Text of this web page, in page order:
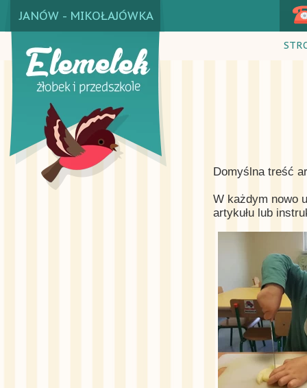
JANÓW - MIKOŁAJÓWKA
Domyślna treść
W każdym nowo
artykułu lub